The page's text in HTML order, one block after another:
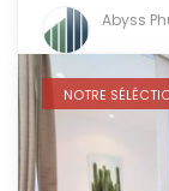
Abyss
NOTRE